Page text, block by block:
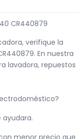
CR440879
verifique la
En nuestra
lavadora, repuestos
ayudara.
menor precio que